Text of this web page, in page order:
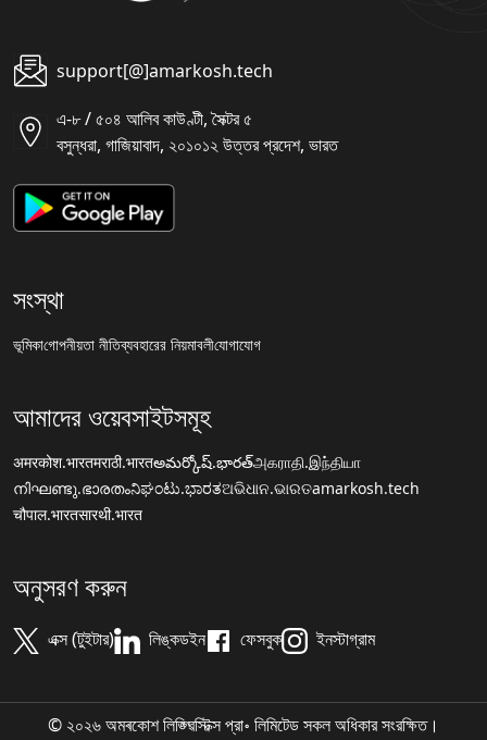
support[@]amarkosh.tech
এ-৮ / ৫০৪ আলিব কাউণ্টী, সৈক্টর ৫
বসুন্ধরা, গাজিয়াবাদ, ২০১০১২ উত্তর প্রদেশ, ভারত
সংস্থা
ভূমিকাগোপনীয়তা নীতিব্যবহারের নিয়মাবলীযোগাযোগ
আমাদের ওয়েবসাইটসমূহ
अमरकोश.भारतमराठी.भारतఅమర్కోష్.భారత్அகராதி.இந்தியா
നിഘണ്ടു.ഭാരതംನಿಘಂಟು.ಭಾರತଅଭିଧାନ.ଭାରତamarkosh.tech
चौपाल.भारतसारथी.भारत
অনুসরণ করুন
এক্স (টুইটার) লিঙ্কডইন ফেসবুক ইনস্টাগ্রাম
© ২০২৬ অমৰকোশ লিঙ্গ্ৱিস্টিক্স প্রা॰ লিমিটেড সকল অধিকার সংরক্ষিত।